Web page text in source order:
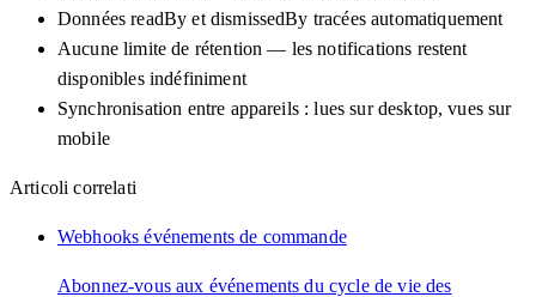
Données readBy et dismissedBy tracées automatiquement
Aucune limite de rétention — les notifications restent
disponibles indéfiniment
Synchronisation entre appareils : lues sur desktop, vues sur
mobile
Articoli correlati
Webhooks événements de commande
Abonnez-vous aux événements du cycle de vie des